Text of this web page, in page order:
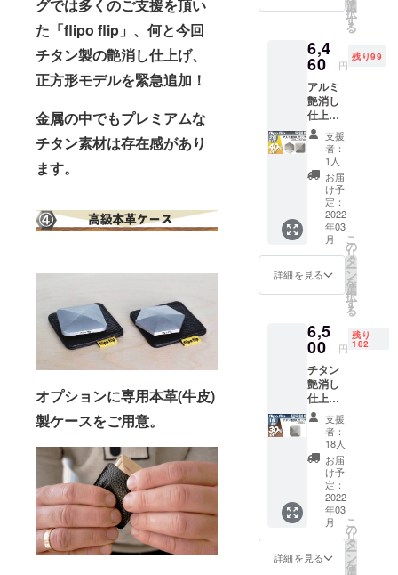
グでは多くのご支援を頂い
た「flipo flip」、何と今回
チタン製の艶消し仕上げ、
正方形モデルを緊急追加！
金属の中でもプレミアムな
チタン素材は存在感があり
ます。
オプションに専用本革(牛皮)
製ケースをご用意。
選
択
す
る
6,4
60 円
残り99
アルミ
艶消し
仕上げ2
個セッ
ト
40%OF
F 定価
10,780
円(税
込、送
料込み)
正方形
か六角
形をお
選び下
さい。
支援
者：
1人
お届
け予
定：
2022
年03
月
詳細を見る
こ
の
リ
タ
ー
ン
を
選
択
す
る
6,5
00 円
残り
182
チタン
艶消し
仕上げ1
個(正方
形のみ)
30%OF
F 定価
9,290円
(税込、
送料込
支援
者：
18人
お届
け予
定：
2022
年03
月
詳細を見る
こ
の
リ
タ
ー
ン
を
選